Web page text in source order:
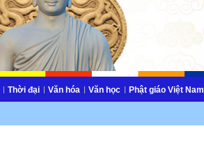
Thời đại Văn hóa Văn học Phật giáo Việt Nam